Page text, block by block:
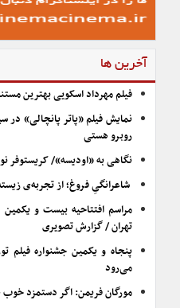
آخرین ها
فیلم مهرداد اسکویی بهترین
نمایش فیلم «پاتر پانچالی» در
روبرو هستی
نگاهی به «اودیسه»/ کریستوفر
شاعرانگیِ فروغ؛ از تجربه‌ی
مراسم افتتاحیه بیست و
تهران / گزارش تصویری
پنجاه و یکمین جشنواره فیلم
می‌رود
مورگان فریمن: اگر دستمزد